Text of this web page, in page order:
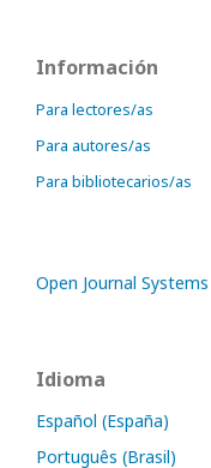
Información
Para lectores/as
Para autores/as
Para bibliotecarios/as
Open Journal Systems
Idioma
Español (España)
Português (Brasil)